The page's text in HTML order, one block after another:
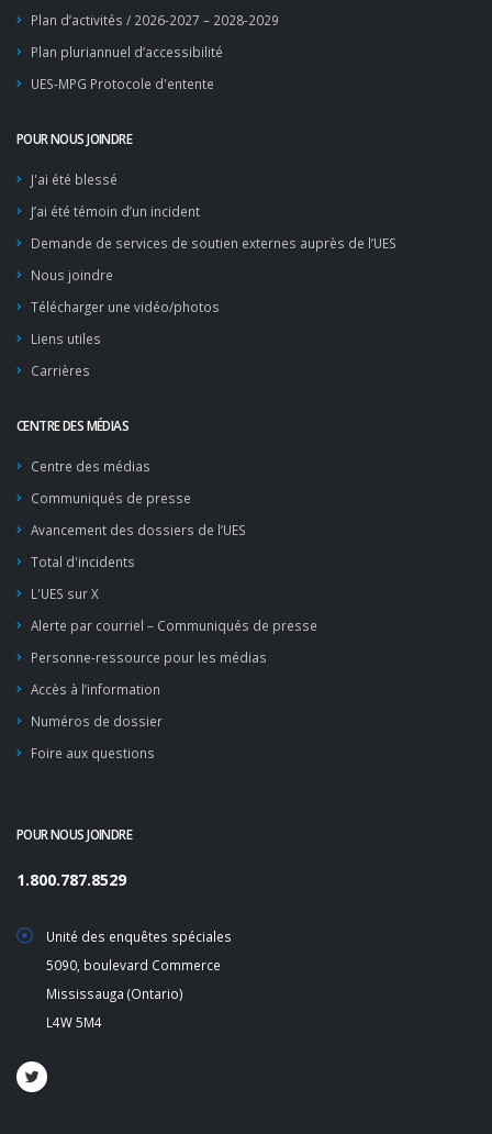
Plan d’activités / 2026-2027 – 2028-2029
Plan pluriannuel d’accessibilité
UES-MPG Protocole d'entente
POUR NOUS JOINDRE
J'ai été blessé
J’ai été témoin d’un incident
Demande de services de soutien externes auprès de l’UES
Nous joindre
Télécharger une vidéo/photos
Liens utiles
Carrières
CENTRE DES MÉDIAS
Centre des médias
Communiqués de presse
Avancement des dossiers de l’UES
Total d'incidents
L'UES sur X
Alerte par courriel – Communiqués de presse
Personne-ressource pour les médias
Accès à l’information
Numéros de dossier
Foire aux questions
POUR NOUS JOINDRE
1.800.787.8529
Unité des enquêtes spéciales
5090, boulevard Commerce
Mississauga (Ontario)
L4W 5M4